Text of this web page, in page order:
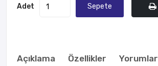
Adet Sepete
Açıklama Özellikler